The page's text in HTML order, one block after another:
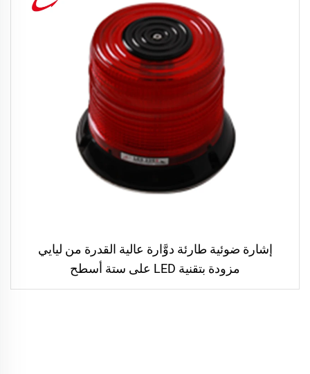
إشارة ضوئية طارئة دوَّارة عالية القدرة من ليايي
مزودة بتقنية LED على ستة أسطح